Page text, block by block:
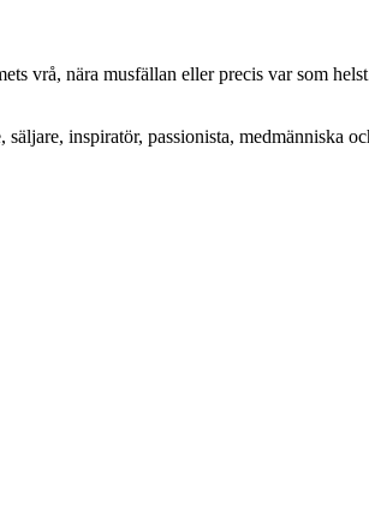
vrå, nära musfällan eller precis var som
inspiratör, passionista, medmänniska